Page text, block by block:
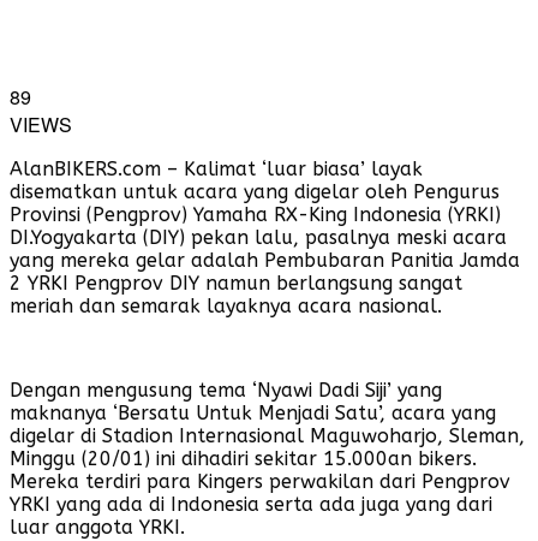
89
VIEWS
AlanBIKERS.com – Kalimat ‘luar biasa’ layak
disematkan untuk acara yang digelar oleh Pengurus
Provinsi (Pengprov) Yamaha RX-King Indonesia (YRKI)
DI.Yogyakarta (DIY) pekan lalu, pasalnya meski acara
yang mereka gelar adalah Pembubaran Panitia Jamda
2 YRKI Pengprov DIY namun berlangsung sangat
meriah dan semarak layaknya acara nasional.
Dengan mengusung tema ‘Nyawi Dadi Siji’ yang
maknanya ‘Bersatu Untuk Menjadi Satu’, acara yang
digelar di Stadion Internasional Maguwoharjo, Sleman,
Minggu (20/01) ini dihadiri sekitar 15.000an bikers.
Mereka terdiri para Kingers perwakilan dari Pengprov
YRKI yang ada di Indonesia serta ada juga yang dari
luar anggota YRKI.